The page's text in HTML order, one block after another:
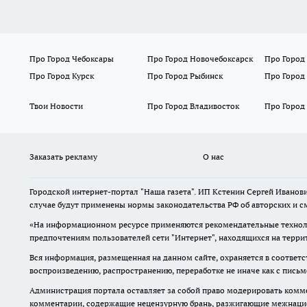
Про Город Чебоксары Про Город Новочебоксарск Про Город
Про Город Курск
Про Город Рыбинск Про
Твои Новости
Про Город Владивосток Про Город
Заказать рекламу О нас
Городской интернет-портал "Наша газета". ИП Кстенин Сергей
случае будут применены нормы законодательства РФ об авторских и
«На информационном ресурсе применяются рекомендательные
предпочтениям пользователей сети "Интернет", находящихся на
Вся информация, размещенная на данном сайте, охраняется в
воспроизведению, распространению, переработке не иначе как с
Администрация портала оставляет за собой право модерировать
комментарии, содержащие нецензурную брань, разжигающие